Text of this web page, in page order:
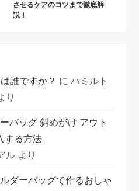
させるケアのコツまで徹底解
説！
誰ですか？ にハミルト
り
バッグ 斜めがけ アウト
する方法
ル より
ダーバッグで作るおしゃ